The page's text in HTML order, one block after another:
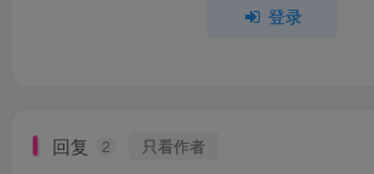
登录
回复 2 只看作者